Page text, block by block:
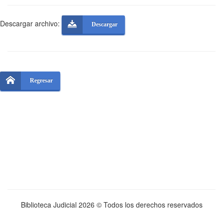
Descargar archivo: Descargar
Regresar
Biblioteca Judicial 2026 © Todos los derechos reservados